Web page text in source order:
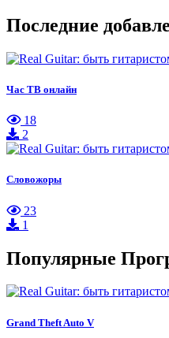
Последние
Час ТВ онлайн
18
2
Словожоры
23
1
Популярные
Grand Theft Auto V